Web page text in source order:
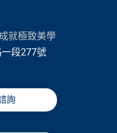
就極致美學
段277號
詢